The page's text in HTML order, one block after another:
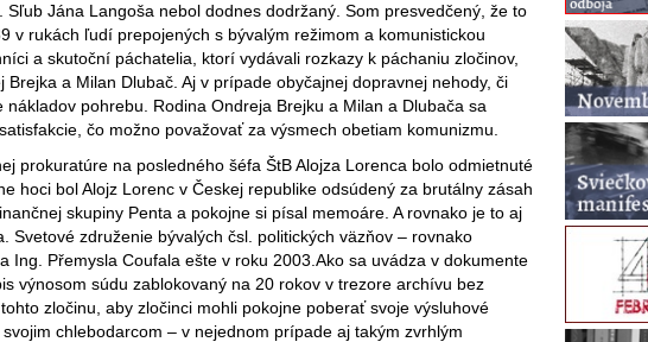
Jána Langoša nebol dodnes dodržaný. Som presvedčený, že to
v rukách ľudí prepojených s bývalým režimom a komunistickou
a skutoční páchatelia, ktorí vydávali rozkazy k páchaniu zločinov,
a Milan Dlubač. Aj v prípade obyčajnej dopravnej nehody, či
pohrebu. Rodina Ondreja Brejku a Milan a Dlubača sa
čo možno považovať za výsmech obetiam komunizmu.
prokuratúre na posledného šéfa ŠtB Alojza Lorenca bolo odmietnuté
hoci bol Alojz Lorenc v Českej republike odsúdený za brutálny zásah
skupiny Penta a pokojne si písal memoáre. A rovnako je to aj
združenie bývalých čsl. politických väzňov – rovnako
Přemysla Coufala ešte v roku 2003.Ako sa uvádza v dokumente
výnosom súdu zablokovaný na 20 rokov v trezore archívu bez
zločinu, aby zločinci mohli pokojne poberať svoje výsluhové
chlebodarcom – v nejednom prípade aj takým zvrhlým